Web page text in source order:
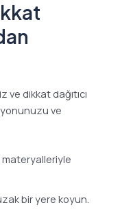
ve dikkat dağıtıcı
ve
materyalleriyle
bir yere koyun.